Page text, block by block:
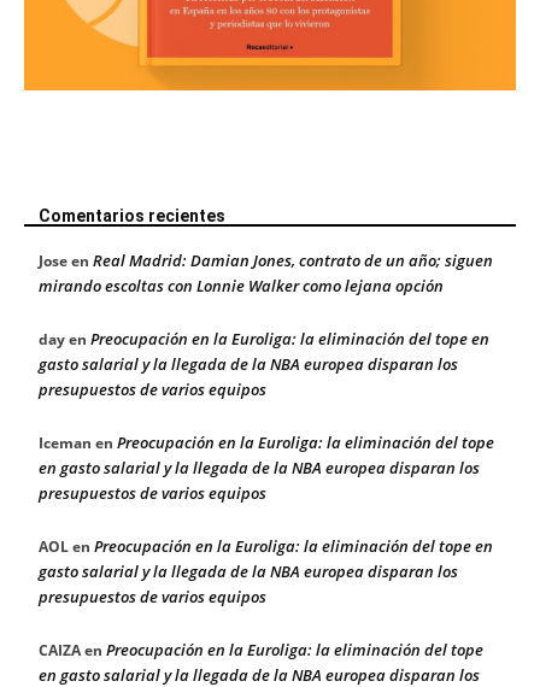
Comentarios recientes
Joseen Real Madrid: Damian Jones, contrato de un año; siguen
mirando escoltas con Lonnie Walker como lejana opción
dayen Preocupación en la Euroliga: la eliminación del tope en
gasto salarial y la llegada de la NBA europea disparan los
presupuestos de varios equipos
Iceman en Preocupación en la Euroliga: la eliminación del tope
en gasto salarial y la llegada de la NBA europea disparan los
presupuestos de varios equipos
AOLen Preocupación en la Euroliga: la eliminación del tope en
gasto salarial y la llegada de la NBA europea disparan los
presupuestos de varios equipos
CAIZAen Preocupación en la Euroliga: la eliminación del tope
en gasto salarial y la llegada de la NBA europea disparan los